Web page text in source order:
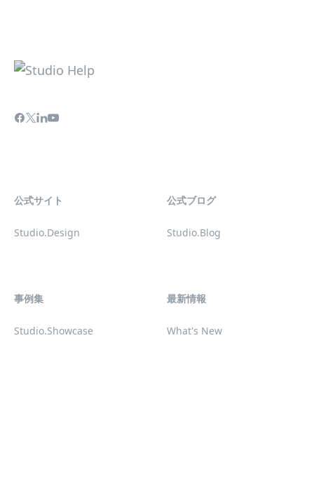
公式サイト
Studio.Design
公式ブログ
Studio.Blog
事例集
Studio.Showcase
最新情報
What's New